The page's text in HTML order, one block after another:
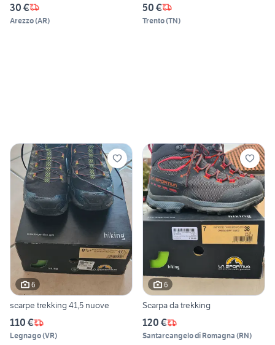
30 €
Arezzo(AR)
50 €
Trento(TN)
6
scarpe trekking 41,5 nuove
110 €
Legnago(VR)
6
Scarpa da trekking
120 €
Santarcangelo di Romagna (RN)